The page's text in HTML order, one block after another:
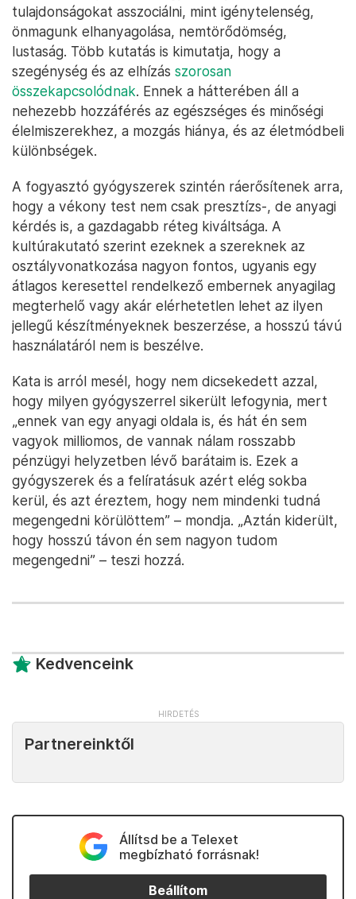
tulajdonságokat asszociálni, mint igénytelenség,
önmagunk elhanyagolása, nemtörődömség,
lustaság. Több kutatás is kimutatja, hogy a
szegénység és az elhízás szorosan
összekapcsolódnak. Ennek a hátterében áll a
nehezebb hozzáférés az egészséges és minőségi
élelmiszerekhez, a mozgás hiánya, és az életmódbeli
különbségek.
A fogyasztó gyógyszerek szintén ráerősítenek arra,
hogy a vékony test nem csak presztízs-, de anyagi
kérdés is, a gazdagabb réteg kiváltsága. A
kultúrakutató szerint ezeknek a szereknek az
osztályvonatkozása nagyon fontos, ugyanis egy
átlagos keresettel rendelkező embernek anyagilag
megterhelő vagy akár elérhetetlen lehet az ilyen
jellegű készítményeknek beszerzése, a hosszú távú
használatáról nem is beszélve.
Kata is arról mesél, hogy nem dicsekedett azzal,
hogy milyen gyógyszerrel sikerült lefogynia, mert
„ennek van egy anyagi oldala is, és hát én sem
vagyok milliomos, de vannak nálam rosszabb
pénzügyi helyzetben lévő barátaim is. Ezek a
gyógyszerek és a felíratásuk azért elég sokba
kerül, és azt éreztem, hogy nem mindenki tudná
megengedni körülöttem” – mondja. „Aztán kiderült,
hogy hosszú távon én sem nagyon tudom
megengedni” – teszi hozzá.
Kedvenceink
Partnereinktől
Állítsd be a Telexet
megbízható forrásnak!
Beállítom